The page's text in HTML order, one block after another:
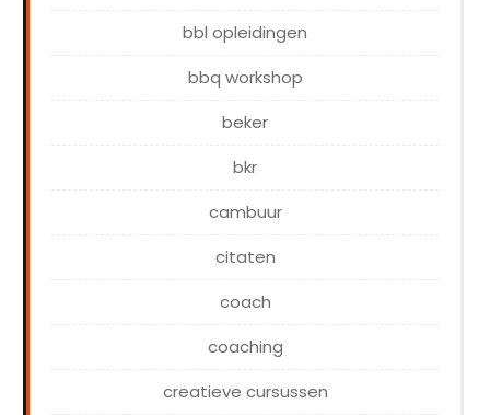
bbl opleidingen
bbq workshop
beker
bkr
cambuur
citaten
coach
coaching
creatieve cursussen